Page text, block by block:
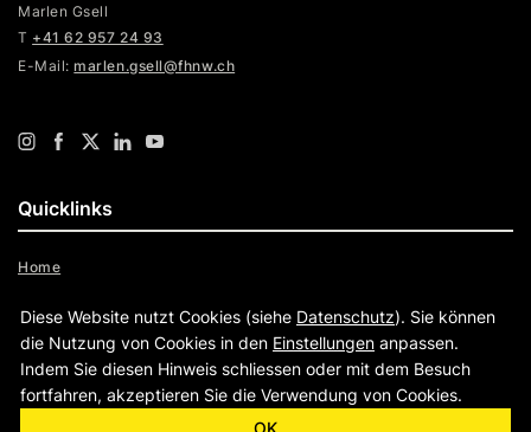
Marlen Gsell
T +41 62 957 24 93
E-Mail:marlen.gsell@fhnw.ch
Quicklinks
Home
Diese Website nutzt Cookies (siehe Datenschutz). Sie können
die Nutzung von Cookies in den Einstellungen anpassen.
Indem Sie diesen Hinweis schliessen oder mit dem Besuch
fortfahren, akzeptieren Sie die Verwendung von Cookies.
OK